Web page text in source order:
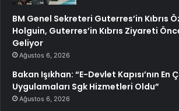
BM Genel Sekreteri Guterres’in Kıbrıs
Holguin, Guterres’in Kıbrıs Ziyareti
Geliyor
Ağustos 6, 2026
Bakan Işıkhan: “E-Devlet Kapısı’nın En
Uygulamaları Sgk Hizmetleri Oldu”
Ağustos 6, 2026